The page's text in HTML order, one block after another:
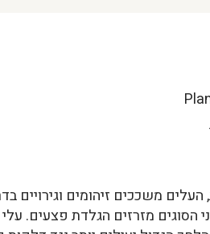
משככים זיהומים וגירויים
הסוגים מזרזים הגלדת פצעים.